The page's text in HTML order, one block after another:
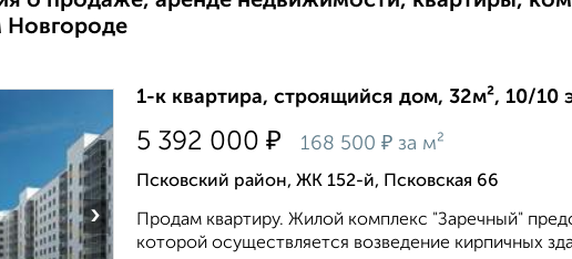
Новгороде
›
1-к квартира, строящийся дом, 32м², 10/10
5 392 000 ₽ 168 500 ₽ за м²
Псковский район, ЖК 152-й, Псковская 66
Продам квартиру. Жилой комплекс "Заречный"
которой осуществляется возведение кирпичных